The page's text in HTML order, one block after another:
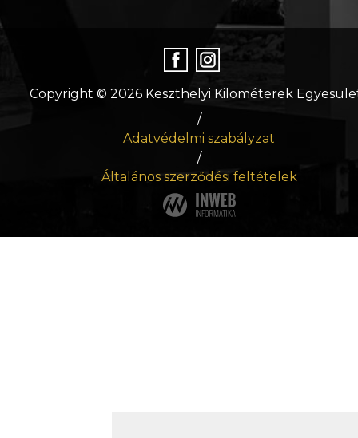
Copyright © 2026 Keszthelyi Kilométerek
/
Adatvédelmi szabályzat
/
Általános szerződési feltételek